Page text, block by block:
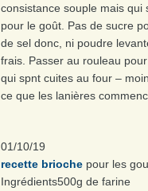
consistance souple mais qui
pour le goût. Pas de sucre
de sel donc, ni poudre
frais. Passer au rouleau
qui spnt cuites au four –
ce que les lanières
01/10/19
recette brioche pour les
Ingrédients500g de farine